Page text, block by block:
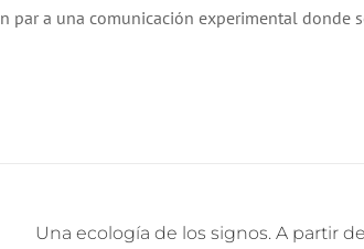
par a una comunicación experimental
Una ecología de los signos. A partir